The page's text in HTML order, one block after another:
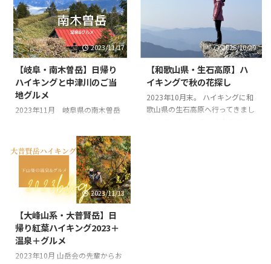
の悩みを持たれている方が多いで
す。 昔はそれほどでもなかった
のに… 年齢を重ねるにつれ重い
荷物を背負うテント泊を避けるよ
うになり、やがて重いクライミン
グ道具を背負ってのアプローチも
負担となり… 行きたい山はたく
さんあるけれど自分の膝が心配、
重い荷物を背負ってくれる若手が
いるベテラン登山者さんも多いの
ではないでしょうか？ 整形外科
で勤務していると患者さんは老若
男女、様々なスポ ...
グなど山に行く時はいつでもヘッ
ドランプを持っていきます。 とこ
ろで、ヘッドランプの収納はどう
されていますか？ 持ち歩くのに
ポーチやケース、袋など何かに入
れて持ち歩いていますか？ それ
ともそのまま？ この記事では、
私が使用しているヘッドランプ
PETZL ACTICCORE(ペツル アク
2023/11/17
【岐阜・南木曽岳】日帰り
ハイキングと中津川のご当
地グルメ
2023年11月 岐阜県の南木曽岳
登の続く歩きごたえある山で、山
上からは北アルプスの冠雪した景
色も見られ大満足です。 きつい
登山道の先に中央アルプスがド~
ンとよく見え、登ったかいがある
こと間違いなし！ 中津川のご当
地グルメ「モンブラン」や露天風
呂もある日帰り温泉も堪能 お土
産には栗きんとんをふんだんに使
った高級生食パンの「栗きんとん
生食パン」も購入できました 南
2025/10/29
【和歌山県・生石高原】ハ
イキングで秋の花探し
2023年10月末。 ハイキングに和
歌山県の生石高原へ行ってきまし
2023/11/13
【大峰山系・大普賢岳】日
帰り紅葉ハイキング2023＋
温泉＋グルメ
2023年10月 山岳会の先輩からお